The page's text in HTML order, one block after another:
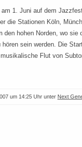
am 1. Juni auf dem
die Stationen Köln,
den hohen Norden, wo sie
sein werden. Die
Flut von
um 14:25 Uhr unter Next